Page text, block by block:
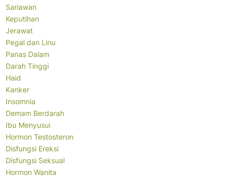
Sariawan
Keputihan
Jerawat
Pegal dan Linu
Panas Dalam
Darah Tinggi
Haid
Kanker
Insomnia
Demam Berdarah
Ibu Menyusui
Hormon Testosteron
Disfungsi Ereksi
Disfungsi Seksual
Hormon Wanita